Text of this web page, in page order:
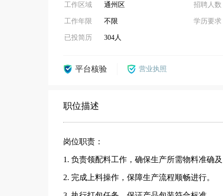
工作区域 通州区
工作年限 不限
已投简历 304人
招聘人数
学历要求
平台核验 营业执照
职位描述
岗位职责：
1. 负责领配料工作，确保生产所需物料准确
2. 完成上料操作，保障生产流程顺畅进行。